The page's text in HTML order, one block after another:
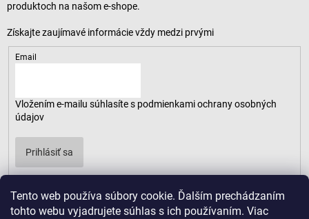
Tento web používa súbory cookie. Ďalším prechádzaním
tohto webu vyjadrujete súhlas s ich používaním. Viac
produktoch na našom e-shope.
Email
Vložením e-mailu súhlasíte s podmienkami ochrany osobných
údajov
Prihlásiť sa